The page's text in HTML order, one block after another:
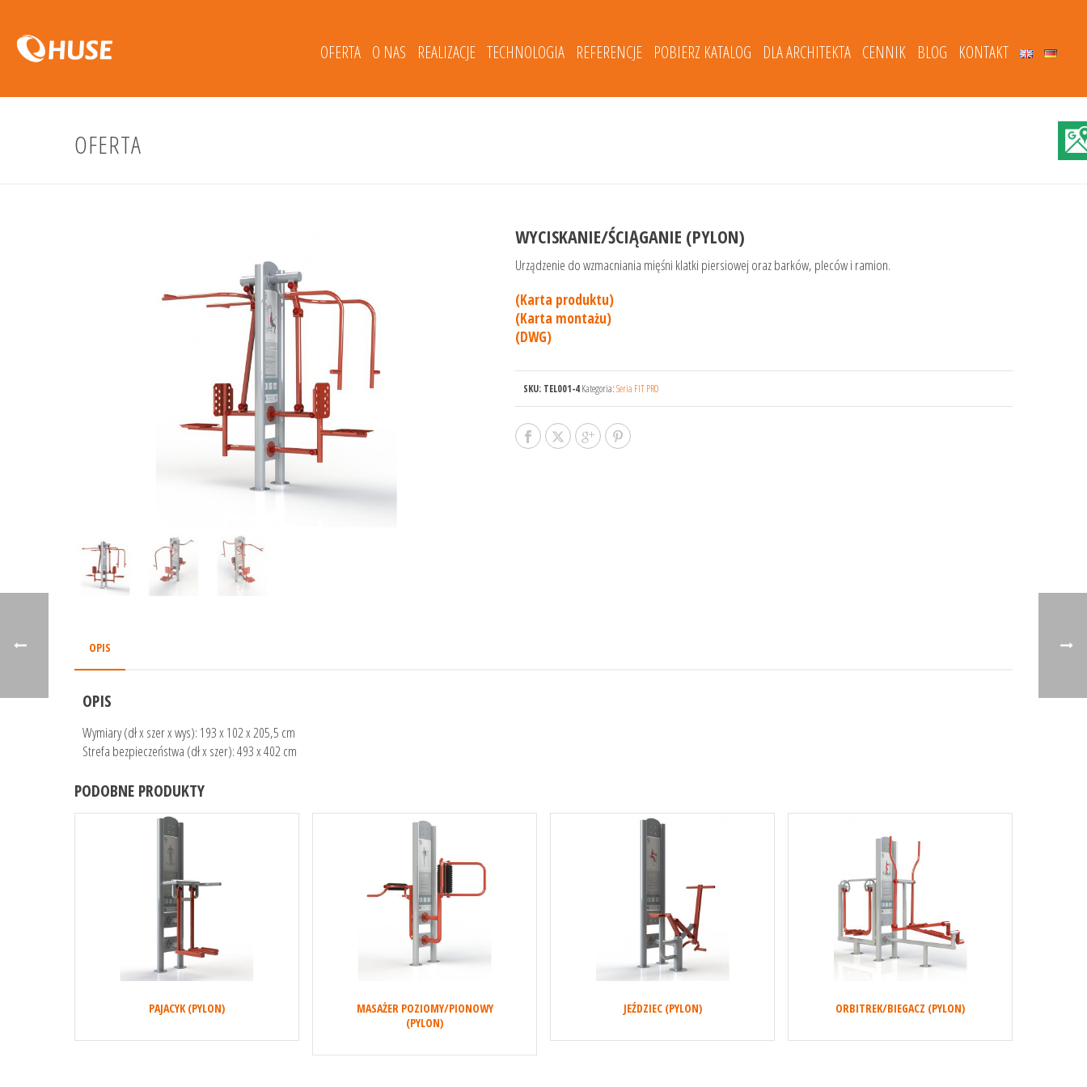
OFERTA O NAS REALIZACJE TECHNOLOGIA REFERENCJE POBIERZ KATALOG DLA ARCHITEKTA CENNIK BLOG KONTAKT
OFERTA
WYCISKANIE/ŚCIĄGANIE (PYLON)
Urządzenie do wzmacniania mięśni klatki piersiowej oraz barków, pleców i ramion.
(Karta produktu)
(Karta montażu)
(DWG)
SKU: TEL001-4Kategoria:Seria FIT PRO
OPIS
OPIS
Wymiary (dł x szer x wys): 193 x 102 x 205,5 cm
Strefa bezpieczeństwa (dł x szer): 493 x 402 cm
PODOBNE PRODUKTY
PAJACYK (PYLON)
MASAŻER POZIOMY/PIONOWY
(PYLON)
JEŹDZIEC (PYLON) ORBITREK/BIEGACZ (PYLON)